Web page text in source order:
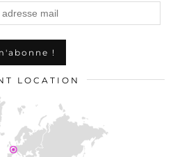
LOCATION